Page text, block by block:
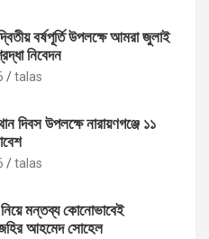
বর্ষপূর্তি উপলক্ষে আমরা জুলাই
নিবেদন
talas
দিবস উপলক্ষে নারায়ণগঞ্জে ১১
talas
মন্তব্য কোনোভাবেই
আহমেদ সোহেল